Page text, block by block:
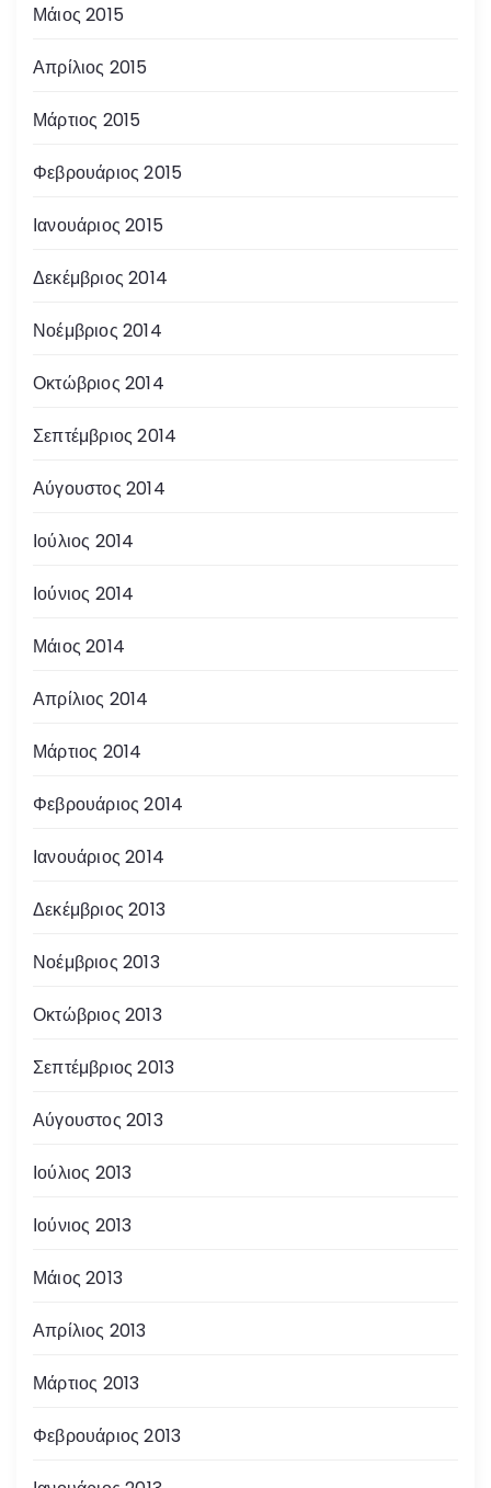
Μάιος 2015
Απρίλιος 2015
Μάρτιος 2015
Φεβρουάριος 2015
Ιανουάριος 2015
Δεκέμβριος 2014
Νοέμβριος 2014
Οκτώβριος 2014
Σεπτέμβριος 2014
Αύγουστος 2014
Ιούλιος 2014
Ιούνιος 2014
Μάιος 2014
Απρίλιος 2014
Μάρτιος 2014
Φεβρουάριος 2014
Ιανουάριος 2014
Δεκέμβριος 2013
Νοέμβριος 2013
Οκτώβριος 2013
Σεπτέμβριος 2013
Αύγουστος 2013
Ιούλιος 2013
Ιούνιος 2013
Μάιος 2013
Απρίλιος 2013
Μάρτιος 2013
Φεβρουάριος 2013